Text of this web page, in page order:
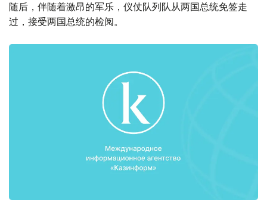
随后，伴随着激昂的军乐，仪仗队列队从两国总统免签走
过，接受两国总统的检阅。